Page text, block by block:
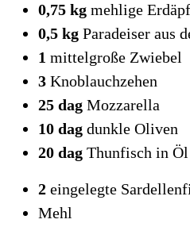
0,75 kg mehlige
0,5 kg Paradeiser aus
1 mittelgroße Zwiebel
3 Knoblauchzehen
25 dag Mozzarella
10 dag dunkle Oliven
20 dag Thunfisch in
2 eingelegte
Mehl